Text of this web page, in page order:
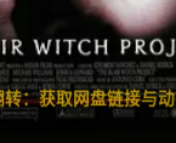
转：获取网盘链接与
失效请反馈
🧧️
包